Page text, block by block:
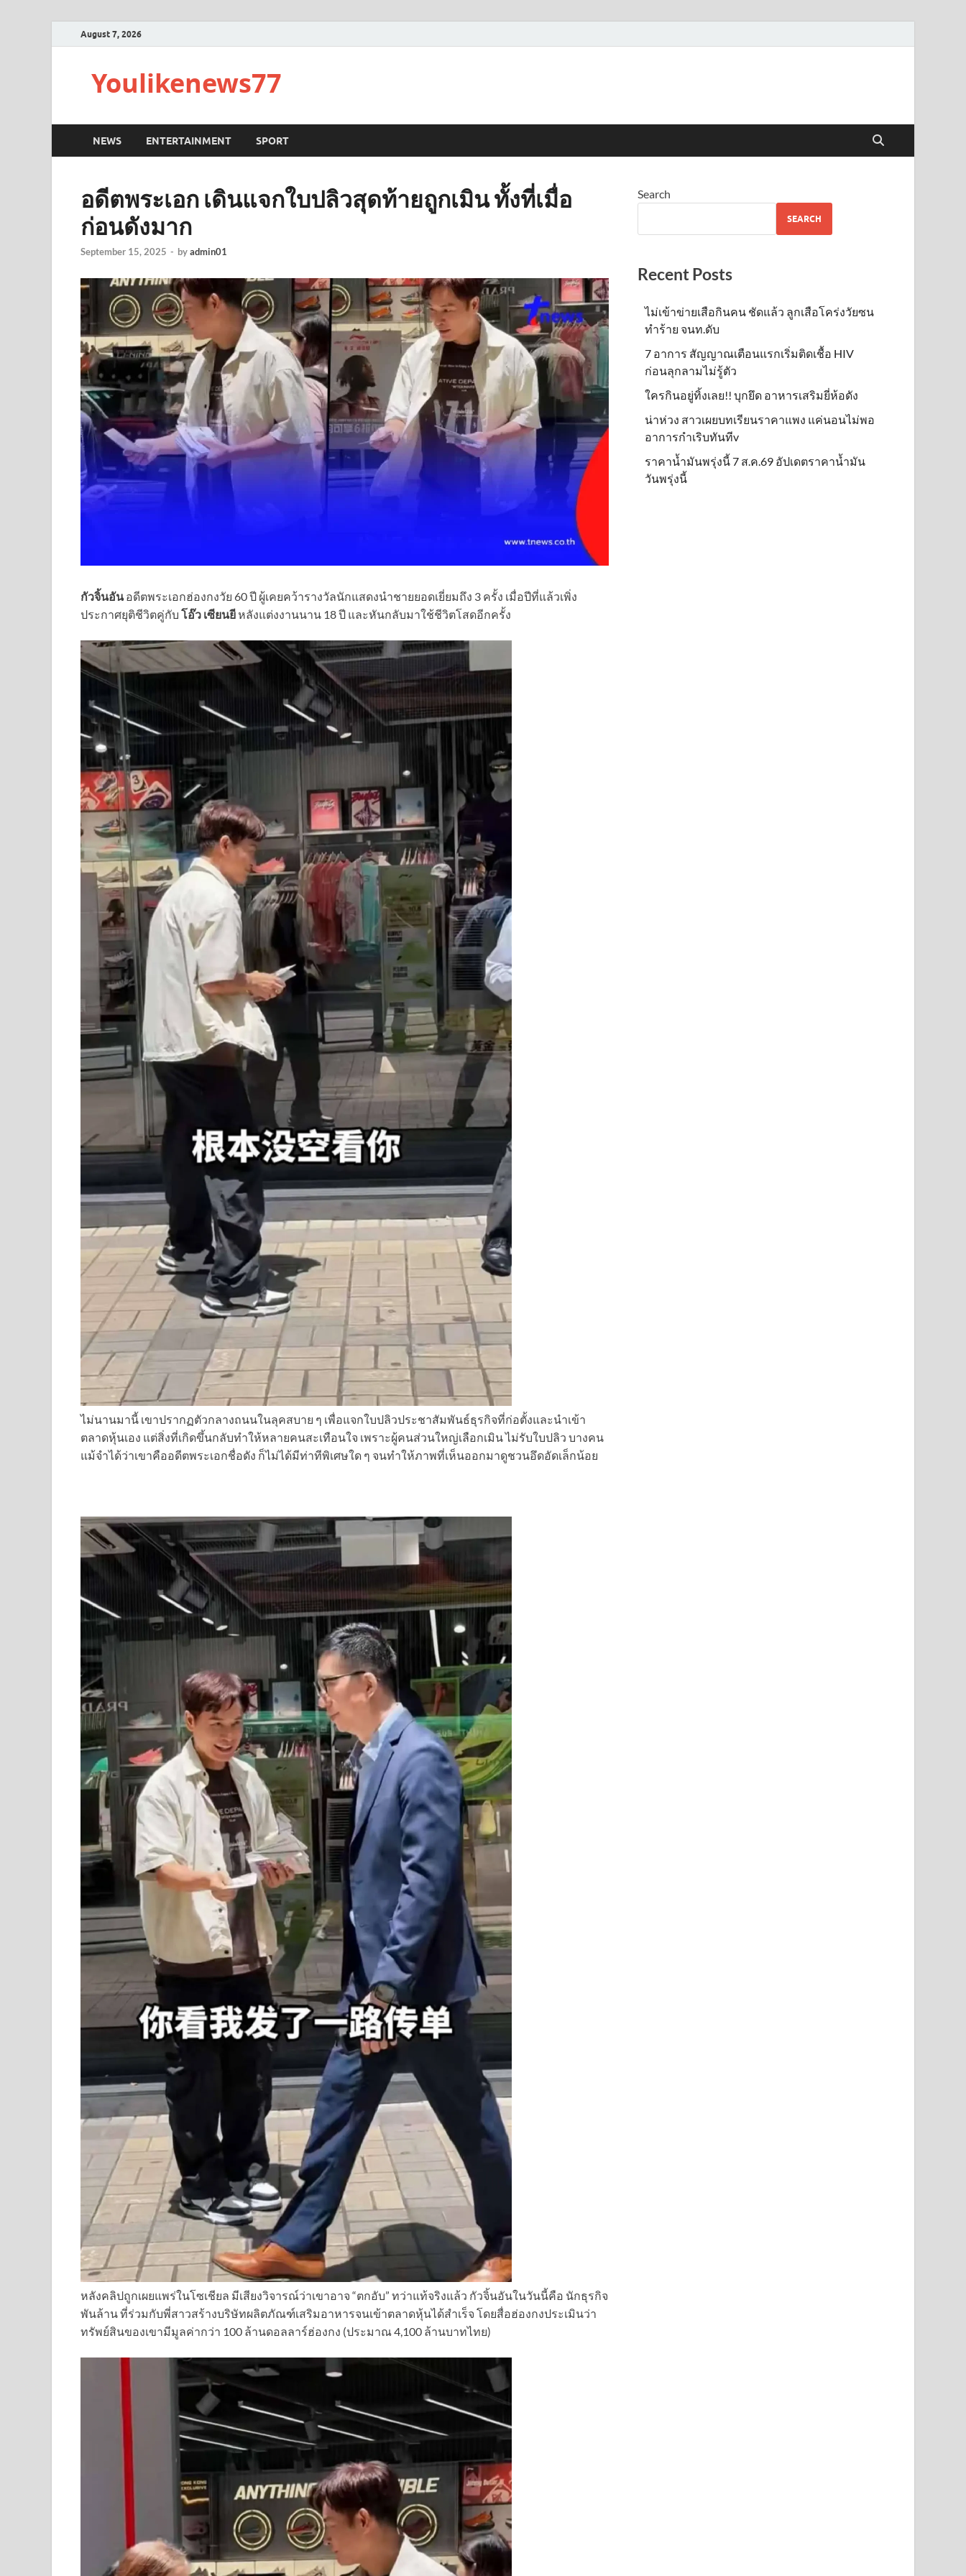
August 7, 2026
Youlikenews77
NEWS ENTERTAINMENT SPORT
อดีตพระเอก เดินแจกใบปลิวสุดท้ายถูกเมิน ทั้งที่เมื่อ
ก่อนดังมาก
September 15, 2025 - byadmin01
กัวจิ้นอันอดีตพระเอกฮ่องกงวัย 60 ปี ผู้เคยคว้ารางวัลนักแสดงนำชายยอดเยี่ยมถึง 3 ครั้ง เมื่อปีที่แล้วเพิ่ง
ประกาศยุติชีวิตคู่กับ โอ๊ว เซียนยีหลังแต่งงานนาน 18 ปี และหันกลับมาใช้ชีวิตโสดอีกครั้ง
ไม่นานมานี้ เขาปรากฏตัวกลางถนนในลุคสบาย ๆ เพื่อแจกใบปลิวประชาสัมพันธ์ธุรกิจที่ก่อตั้งและนำเข้า
ตลาดหุ้นเอง แต่สิ่งที่เกิดขึ้นกลับทำให้หลายคนสะเทือนใจ เพราะผู้คนส่วนใหญ่เลือกเมิน ไม่รับใบปลิว บางคน
แม้จำได้ว่าเขาคืออดีตพระเอกชื่อดัง ก็ไม่ได้มีท่าทีพิเศษใด ๆ จนทำให้ภาพที่เห็นออกมาดูชวนอึดอัดเล็กน้อย
หลังคลิปถูกเผยแพร่ในโซเชียล มีเสียงวิจารณ์ว่าเขาอาจ “ตกอับ” ทว่าแท้จริงแล้ว กัวจิ้นอันในวันนี้คือ นักธุรกิจ
พันล้าน ที่ร่วมกับพี่สาวสร้างบริษัทผลิตภัณฑ์เสริมอาหารจนเข้าตลาดหุ้นได้สำเร็จ โดยสื่อฮ่องกงประเมินว่า
ทรัพย์สินของเขามีมูลค่ากว่า 100 ล้านดอลลาร์ฮ่องกง (ประมาณ 4,100 ล้านบาทไทย)
Search
SEARCH
Recent Posts
ไม่เข้าข่าย​เสือกินคน ชัดแล้ว ลูกเสือโคร่งวัยซน
ทำร้าย จนท.ดับ
7 อาการ สัญญาณเตือนแรกเริ่มติดเชื้อ HIV
ก่อนลุกลามไม่รู้ตัว
ใครกินอยู่ทิ้งเลย!! บุกยึด อาหารเสริมยี่ห้อดัง
น่าห่วง สาวเผยบทเรียนราคาแพง แค่นอนไม่พอ
อาการกำเริบทันทีv
ราคาน้ำมันพรุ่งนี้ 7 ส.ค.69 อัปเดตราคาน้ำมัน
วันพรุ่งนี้